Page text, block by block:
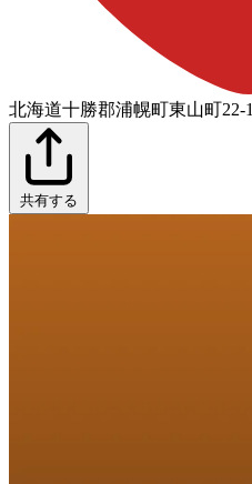
北海道十勝郡浦幌町東山町22-1
共有する